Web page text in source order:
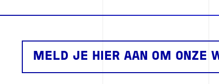
MELD JE HIER AAN OM ONZE